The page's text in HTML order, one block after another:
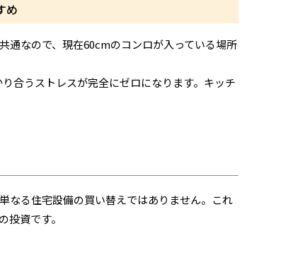
め
通なので、現在60cmのコンロが入っている場所
合うストレスが完全にゼロになります。キッチ
なる住宅設備の買い替えではありません。これ
資です。